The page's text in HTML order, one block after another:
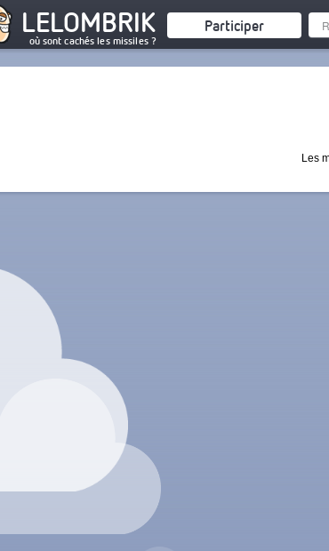
LELOMBRIK
où sont cachés les missiles ?
Participer
Les